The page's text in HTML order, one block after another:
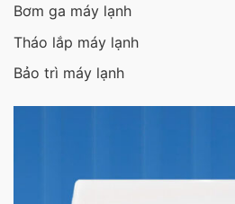
Bơm ga máy lạnh
Tháo lắp máy lạnh
Bảo trì máy lạnh